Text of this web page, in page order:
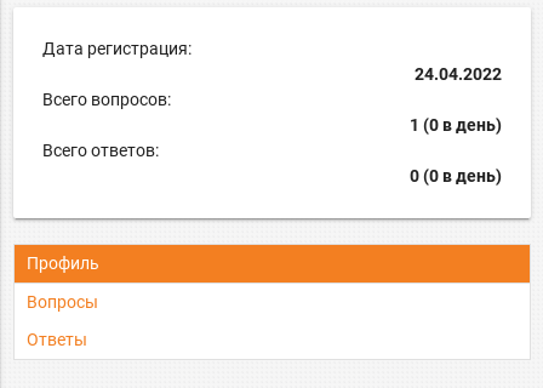
Дата регистрация:
24.04.2022
Всего вопросов:
1 (0 в день)
Всего ответов:
0 (0 в день)
Профиль
Вопросы
Ответы